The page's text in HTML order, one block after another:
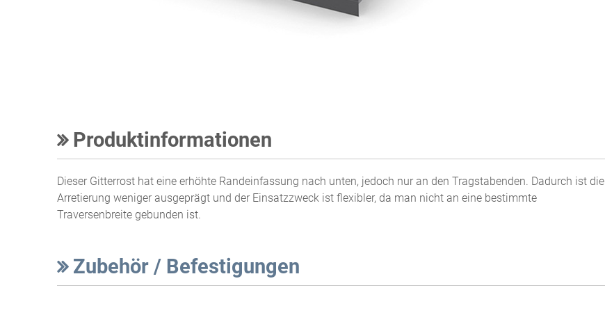
Produktinformationen
Dieser Gitterrost hat eine erhöhte Randeinfassung nach unten, jedoch nur an den Tragstabenden. Dadurch ist die
Arretierung weniger ausgeprägt und der Einsatzzweck ist flexibler, da man nicht an eine bestimmte
Traversenbreite gebunden ist.
Zubehör / Befestigungen